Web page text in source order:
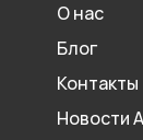
О нас
Блог
Контакты
Новости